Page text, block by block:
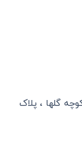
گلها ، پلاک